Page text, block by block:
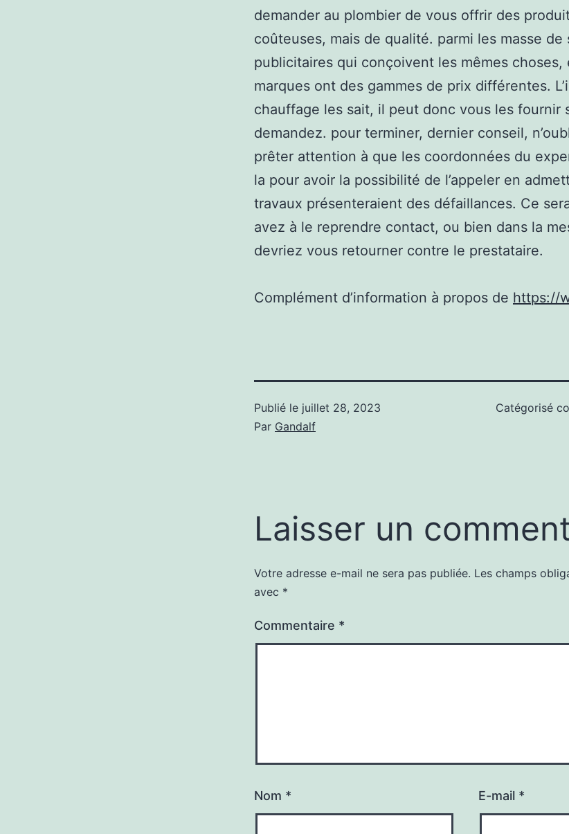
demander au plombier de vous offrir des
coûteuses, mais de qualité. parmi les masse de
publicitaires qui conçoivent les mêmes
marques ont des gammes de prix différentes.
chauffage les sait, il peut donc vous les fournir
demandez. pour terminer, dernier conseil,
prêter attention à que les coordonnées du
la pour avoir la possibilité de l’appeler en
travaux présenteraient des défaillances. Ce
avez à le reprendre contact, ou bien dans la
devriez vous retourner contre le prestataire.
Complément d’information à propos de https://
Publié le juillet 28, 2023
Par Gandalf
Catégorisé
Laisser un
Votre adresse e-mail ne sera pas publiée. Les champs
avec *
Commentaire *
Nom * E-mail *